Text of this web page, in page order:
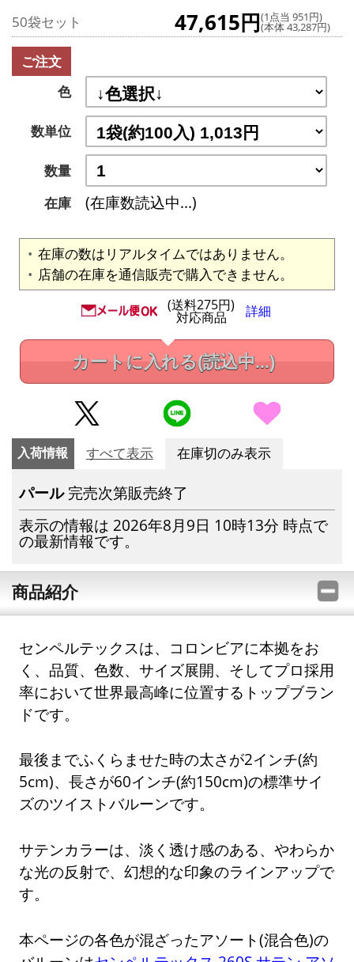
50袋セット 47,615円(1点当 951円)
(本体 43,287円)
ご注文
色
数単位
数量
在庫
(在庫数読込中...)
在庫の数はリアルタイムではありません。
店舗の在庫を通信販売で購入できません。
(送料275円)
対応商品 詳細
カートに入れる(読込中...)
入荷情報 すべて表示 在庫切のみ表示
パール 完売次第販売終了
表示の情報は 2026年8月9日 10時13分 時点で
の最新情報です。
商品紹介
センペルテックスは、コロンビアに本拠をお
く、品質、色数、サイズ展開、そしてプロ採用
率において世界最高峰に位置するトップブラン
ドです。
最後までふくらませた時の太さが2インチ(約
5cm)、長さが60インチ(約150cm)の標準サイ
ズのツイストバルーンです。
サテンカラーは、淡く透け感のある、やわらか
な光の反射で、幻想的な印象のラインアップで
す。
本ページの各色が混ざったアソート(混合色)の